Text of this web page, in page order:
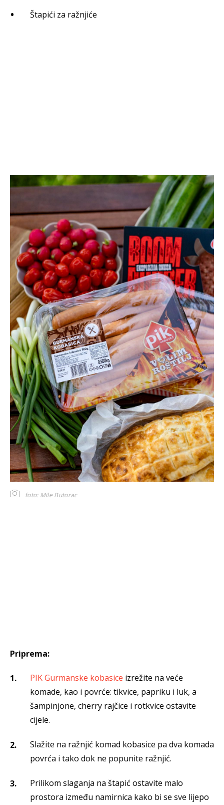
Štapići za ražnjiće
foto: Mile Butorac
Priprema:
PIK Gurmanske kobasice izrežite na veće
komade, kao i povrće: tikvice, papriku i luk, a
šampinjone, cherry rajčice i rotkvice ostavite
cijele.
Slažite na ražnjić komad kobasice pa dva komada
povrća i tako dok ne popunite ražnjić.
Prilikom slaganja na štapić ostavite malo
prostora između namirnica kako bi se sve lijepo